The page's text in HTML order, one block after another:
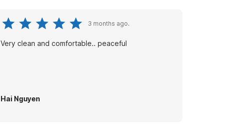
3 months ago.
Very clean and comfortable.. peaceful
Hai Nguyen